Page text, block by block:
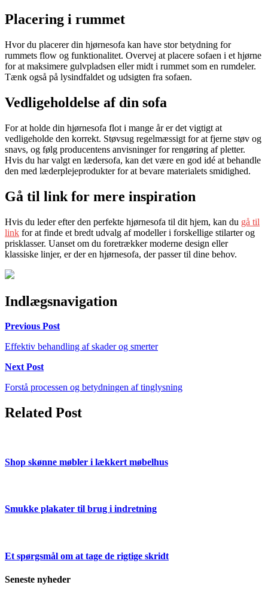
Placering i rummet
Hvor du placerer din hjørnesofa kan have stor betydning for
rummets flow og funktionalitet. Overvej at placere sofaen i et hjørne
for at maksimere gulvpladsen eller midt i rummet som en rumdeler.
Tænk også på lysindfaldet og udsigten fra sofaen.
Vedligeholdelse af din sofa
For at holde din hjørnesofa flot i mange år er det vigtigt at
vedligeholde den korrekt. Støvsug regelmæssigt for at fjerne støv og
snavs, og følg producentens anvisninger for rengøring af pletter.
Hvis du har valgt en lædersofa, kan det være en god idé at behandle
den med læderplejeprodukter for at bevare materialets smidighed.
Gå til link for mere inspiration
Hvis du leder efter den perfekte hjørnesofa til dit hjem, kan du gå til
link for at finde et bredt udvalg af modeller i forskellige stilarter og
prisklasser. Uanset om du foretrækker moderne design eller
klassiske linjer, er der en hjørnesofa, der passer til dine behov.
Indlægsnavigation
Previous Post
Effektiv behandling af skader og smerter
Next Post
Forstå processen og betydningen af tinglysning
Related Post
Shop skønne møbler i lækkert møbelhus
Smukke plakater til brug i indretning
Et spørgsmål om at tage de rigtige skridt
Seneste nyheder